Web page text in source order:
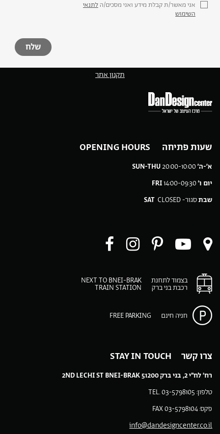
אני מאשר/ת קבלת מידע ואני מסכים/הלתנאי
השימוש
תקנון אתר
שעות פתיחה OPENING HOURS
א׳-ה׳20:00-10:00
SUN-THU
יום ו׳14:00-09:30
FRI
שבתסגור- SAT CLOSED
עקבו
ב-
Facebook
עקבו
ב-
Instagram
עקבו
ב-
עקבו
ב-
play
ב- בצמוד לתחנת
רכבת בני ברק
NEXT TO BNEI-BRAK
TRAIN STATION
חניה חינם FREE PARKING
צרו קשר STAY IN TOUCH
רח’ לח”י 2, בני ברק 51200 2ND LECHI ST BNEI-BRAK
טלפון: 03-5798105 .TEL
פקס: 03-5798104 FAX
info@dandesigncenter.co.il